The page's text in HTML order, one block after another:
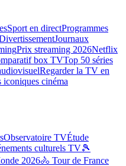
Sport en directProgrammes
Journaux
Prix streaming 2026Netflix
box TVTop 50 séries
Regarder la TV en
iconiques cinéma
Observatoire TVÉtude
culturels TV🎾
2026🚴 Tour de France